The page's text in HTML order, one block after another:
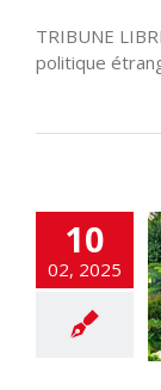
TRIBUNE
politique
10
02, 2025
Ramot Naftali
UNE
HISTOIRE
Incitation à la
Institutions
Intelligence
Iran
JUDAISME